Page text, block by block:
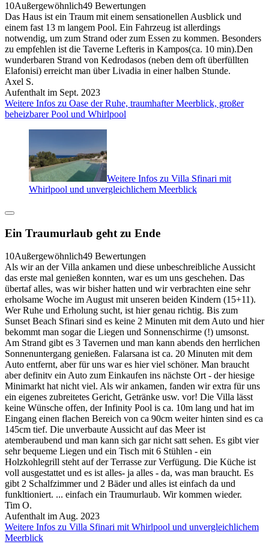
10Außergewöhnlich49 Bewertungen
Das Haus ist ein Traum mit einem sensationellen Ausblick und
einem fast 13 m langem Pool. Ein Fahrzeug ist allerdings
notwendig, um zum Strand oder zum Essen zu kommen. Besonders
zu empfehlen ist die Taverne Lefteris in Kampos(ca. 10 min).Den
wunderbaren Strand von Kedrodasos (neben dem oft überfüllten
Elafonisi) erreicht man über Livadia in einer halben Stunde.
Axel S.
Aufenthalt im Sept. 2023
Weitere Infos zu Oase der Ruhe, traumhafter Meerblick, großer
beheizbarer Pool und Whirlpool
Weitere Infos zu Villa Sfinari mit
Whirlpool und unvergleichlichem Meerblick
Ein Traumurlaub geht zu Ende
10Außergewöhnlich49 Bewertungen
Als wir an der Villa ankamen und diese unbeschreibliche Aussicht
das erste mal genießen konnten, war es um uns geschehen. Das
übertaf alles, was wir bisher hatten und wir verbrachten eine sehr
erholsame Woche im August mit unseren beiden Kindern (15+11).
Wer Ruhe und Erholung sucht, ist hier genau richtig. Bis zum
Sunset Beach Sfinari sind es keine 2 Minuten mit dem Auto und hier
bekommt man sogar die Liegen und Sonnenschirme (!) umsonst.
Am Strand gibt es 3 Tavernen und man kann abends den herrlichen
Sonnenuntergang genießen. Falarsana ist ca. 20 Minuten mit dem
Auto entfernt, aber für uns war es hier viel schöner. Man braucht
aber definitv ein Auto zum Einkaufen ins nächste Ort - der hiesige
Minimarkt hat nicht viel. Als wir ankamen, fanden wir extra für uns
ein eigenes zubreitetes Gericht, Getränke usw. vor! Die Villa lässt
keine Wünsche offen, der Infinity Pool is ca. 10m lang und hat im
Eingang einen flachen Bereich von ca 90cm weiter hinten sind es ca
145cm tief. Die unverbaute Aussicht auf das Meer ist
atemberaubend und man kann sich gar nicht satt sehen. Es gibt vier
sehr bequeme Liegen und ein Tisch mit 6 Stühlen - ein
Holzkohlegrill steht auf der Terrasse zur Verfügung. Die Küche ist
voll ausgestattet und es ist alles- ja alles - da, was man braucht. Es
gibt 2 Schalfzimmer und 2 Bäder und alles ist einfach da und
funkltioniert. ... einfach ein Traumurlaub. Wir kommen wieder.
Tim O.
Aufenthalt im Aug. 2023
Weitere Infos zu Villa Sfinari mit Whirlpool und unvergleichlichem
Meerblick